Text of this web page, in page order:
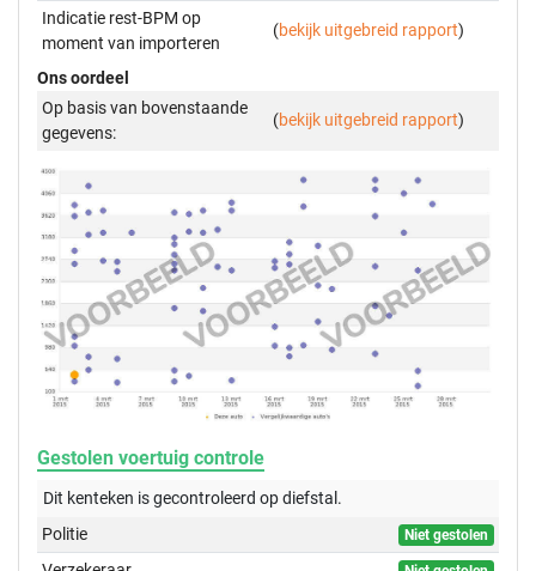
Indicatie rest-BPM op
moment van importeren
(bekijk uitgebreid rapport)
Ons oordeel
Op basis van bovenstaande
gegevens:
(bekijk uitgebreid rapport)
Gestolen voertuig controle
Dit kenteken is gecontroleerd opdiefstal.
Politie
Niet gestolen